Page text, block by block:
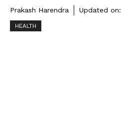
Prakash Harendra Updated on:
HEALTH